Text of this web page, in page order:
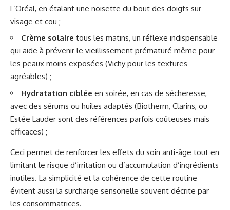
L’Oréal, en étalant une noisette du bout des doigts sur
visage et cou ;
Crème solaire tous les matins, un réflexe indispensable
qui aide à prévenir le vieillissement prématuré même pour
les peaux moins exposées (Vichy pour les textures
agréables) ;
Hydratation ciblée en soirée, en cas de sécheresse,
avec des sérums ou huiles adaptés (Biotherm, Clarins, ou
Estée Lauder sont des références parfois coûteuses mais
efficaces) ;
Ceci permet de renforcer les effets du soin anti-âge tout en
limitant le risque d’irritation ou d’accumulation d’ingrédients
inutiles. La simplicité et la cohérence de cette routine
évitent aussi la surcharge sensorielle souvent décrite par
les consommatrices.